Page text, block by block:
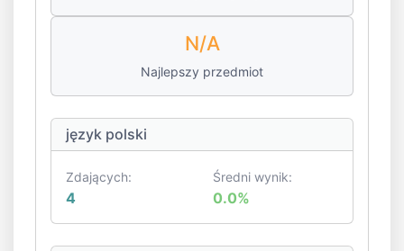
N/A
Najlepszy przedmiot
język polski
Zdających:
4
Średni wynik:
0.0%